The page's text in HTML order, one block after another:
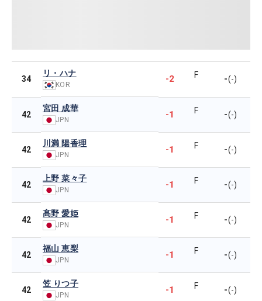
34
リ・ハナ
KOR
-2 F -(-)
42
宮田 成華
JPN -1 F -(-)
42
川満 陽香理
JPN -1 F -(-)
42
上野 菜々子
JPN -1 F -(-)
42
髙野 愛姫
JPN -1 F -(-)
42
福山 恵梨
JPN -1 F -(-)
42
笠 りつ子
JPN -1 F -(-)